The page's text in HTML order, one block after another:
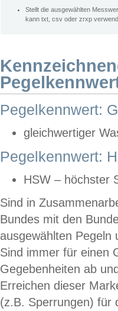
Stellt die ausgewählten
kann txt, csv oder zrxp
Pegelkennwert:
gleichwertiger
Pegelkennwert:
HSW – höchster
Sind in
Bundes mit den
ausgewählten
Sind immer für einen
Gegebenheiten ab
Erreichen dieser
(z.B. Sperrungen) für